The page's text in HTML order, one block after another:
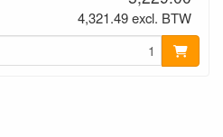
4,321.49 excl. BTW